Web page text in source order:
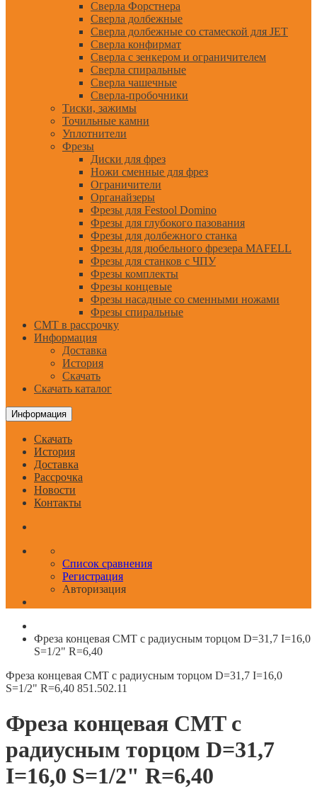
Сверла Форстнера
Сверла долбежные
Сверла долбежные со стамеской для JET
Сверла конфирмат
Сверла с зенкером и ограничителем
Сверла спиральные
Сверла чашечные
Сверла-пробочники
Тиски, зажимы
Точильные камни
Уплотнители
Фрезы
Диски для фрез
Ножи сменные для фрез
Ограничители
Органайзеры
Фрезы для Festool Domino
Фрезы для глубокого пазования
Фрезы для долбежного станка
Фрезы для дюбельного фрезера MAFELL
Фрезы для станков с ЧПУ
Фрезы комплекты
Фрезы концевые
Фрезы насадные со сменными ножами
Фрезы спиральные
CMT в рассрочку
Информация
Доставка
История
Скачать
Скачать каталог
Информация
Скачать
История
Доставка
Рассрочка
Новости
Контакты
Список сравнения
Регистрация
Авторизация
Фреза концевая CMT с радиусным торцом D=31,7 I=16,0
S=1/2" R=6,40
Фреза концевая CMT с радиусным торцом D=31,7 I=16,0
S=1/2" R=6,40 851.502.11
Фреза концевая CMT с
радиусным торцом D=31,7
I=16,0 S=1/2" R=6,40